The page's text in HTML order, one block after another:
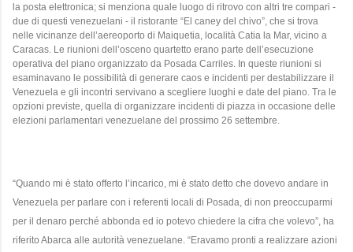
la posta elettronica; si menziona quale luogo di ritrovo con altri tre compari -
due di questi venezuelani - il ristorante “El caney del chivo”, che si trova
nelle vicinanze dell’aereoporto di Maiquetia, località Catia la Mar, vicino a
Caracas. Le riunioni dell’osceno quartetto erano parte dell’esecuzione
operativa del piano organizzato da Posada Carriles. In queste riunioni si
esaminavano le possibilità di generare caos e incidenti per destabilizzare il
Venezuela e gli incontri servivano a scegliere luoghi e date del piano. Tra le
opzioni previste, quella di organizzare incidenti di piazza in occasione delle
elezioni parlamentari venezuelane del prossimo 26 settembre.
“Quando mi è stato offerto l’incarico, mi è stato detto che dovevo andare in
Venezuela per parlare con i referenti locali di Posada, di non preoccuparmi
per il denaro perché abbonda ed io potevo chiedere la cifra che volevo”, ha
riferito Abarca alle autorità venezuelane. “Eravamo pronti a realizzare azioni